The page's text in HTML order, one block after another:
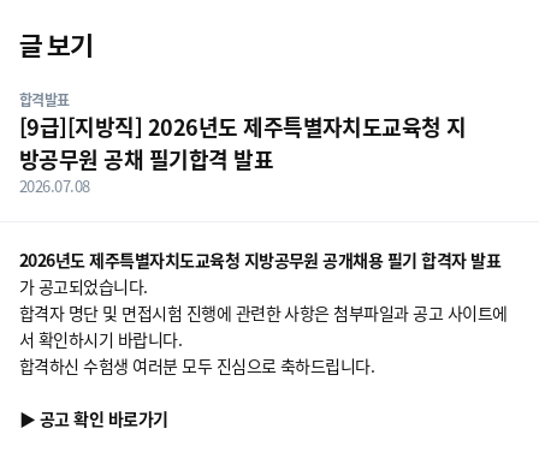
닫기
글 보기
합격발표
[9급][지방직] 2026년도 제주특별자치도교육청 지
방공무원 공채 필기합격 발표
2026.07.08
2026년도 제주특별자치도교육청 지방공무원 공개채용 필기 합격자 발표
가 공고되었습니다.
합격자 명단 및 면접시험 진행에 관련한 사항은 첨부파일과 공고 사이트에
서 확인하시기 바랍니다.
합격하신 수험생 여러분 모두 진심으로 축하드립니다.
▶ 공고 확인 바로가기